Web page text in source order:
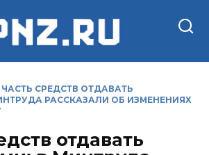
ЧАСТЬ СРЕДСТВ ОТДАВАТЬ
РАССКАЗАЛИ ОБ ИЗМЕНЕНИЯХ
отдавать